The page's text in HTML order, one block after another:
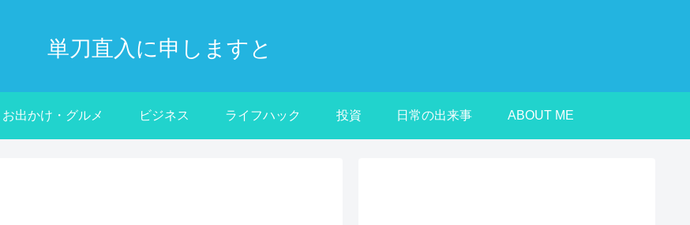
単刀直入に申しますと
お出かけ・グルメ ビジネス ライフハック 投資 日常の出来事 ABOUT ME